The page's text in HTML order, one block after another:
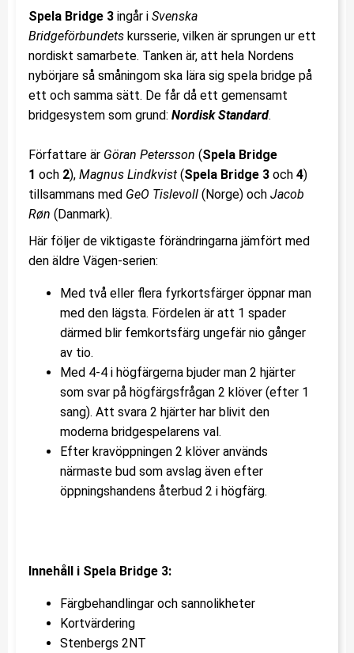
Spela Bridge 3 ingår i Svenska
Bridgeförbundets kursserie, vilken är sprungen ur ett
nordiskt samarbete. Tanken är, att hela Nordens
nybörjare så småningom ska lära sig spela bridge på
ett och samma sätt. De får då ett gemensamt
bridgesystem som grund: Nordisk Standard.
Författare är Göran Petersson (Spela Bridge
1 och 2), Magnus Lindkvist (Spela Bridge 3 och 4)
tillsammans med GeO Tislevoll (Norge) och Jacob
Røn (Danmark).
Här följer de viktigaste förändringarna jämfört med
den äldre Vägen-serien:
Med två eller flera fyrkortsfärger öppnar man
med den lägsta. Fördelen är att 1 spader
därmed blir femkortsfärg ungefär nio gånger
av tio.
Med 4-4 i högfärgerna bjuder man 2 hjärter
som svar på högfärgsfrågan 2 klöver (efter 1
sang). Att svara 2 hjärter har blivit den
moderna bridgespelarens val.
Efter kravöppningen 2 klöver används
närmaste bud som avslag även efter
öppningshandens återbud 2 i högfärg.
Innehåll i Spela Bridge 3:
Färgbehandlingar och sannolikheter
Kortvärdering
Stenbergs 2NT